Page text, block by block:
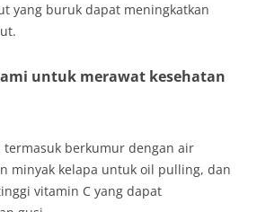
yang buruk dapat meningkatkan
untuk merawat kesehatan
termasuk berkumur dengan air
minyak kelapa untuk oil pulling, dan
vitamin C yang dapat